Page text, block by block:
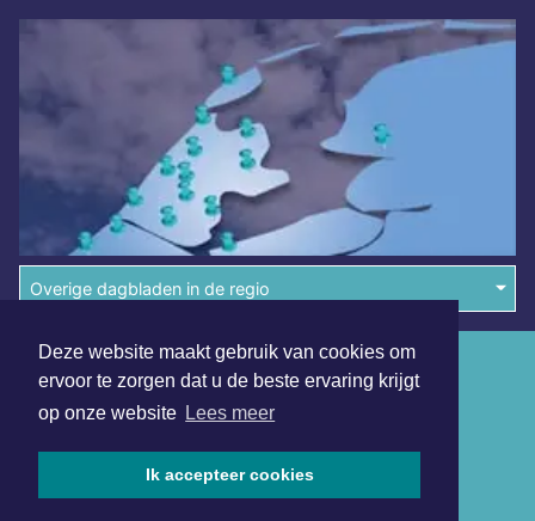
Deze website maakt gebruik van cookies om
ervoor te zorgen dat u de beste ervaring krijgt
op onze website Lees meer
Ik accepteer cookies
Overige dagbladen in de regio
Copyright (c) 2026 | Bergensdagblad.nl - Alle rechten
Algemene voorwaarden